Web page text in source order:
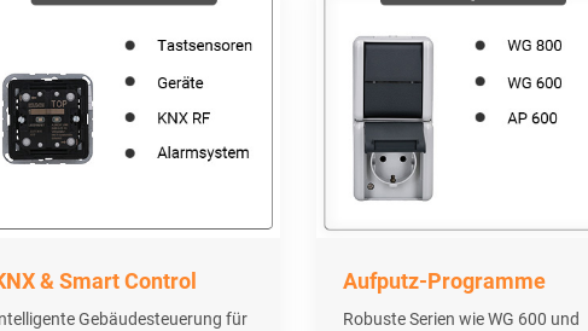
& Smart Control
Gebäudesteuerung für
Aufputz-Programme
Robuste Serien wie WG 600 und